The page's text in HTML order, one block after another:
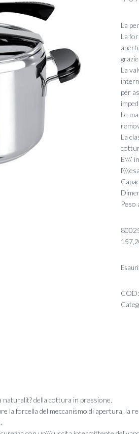
La
La
La
per
Le
La
E\\\’
Peso
COD:
naturalit? della cottura in pressione.
la forcella del meccanismo di apertura,